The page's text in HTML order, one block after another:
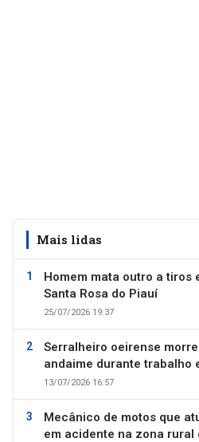
Mais lidas
Homem mata outro a tiros
Santa Rosa do Piauí
25/07/2026 19:37
Serralheiro oeirense
andaime durante trabalho
13/07/2026 16:57
Mecânico de motos que
em acidente na zona rural